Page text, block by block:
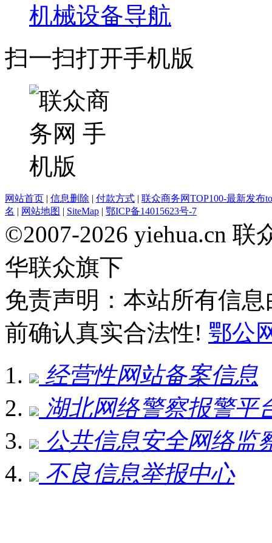
机械设备导航
扫一扫打开手机版
网站首页 | 信息删除 | 付款方式 | 联众商务网TOP100-最新发布
名 | 网站地图 | SiteMap | 鄂ICP备14015623号-7
©2007-2026 yiehua.cn
华联众旗下
免责声明：本站所有信
前确认真实合法性! 鄂公
经营性网站备案信息
湖北网络警察报警平
公共信息安全网络监
不良信息举报中心